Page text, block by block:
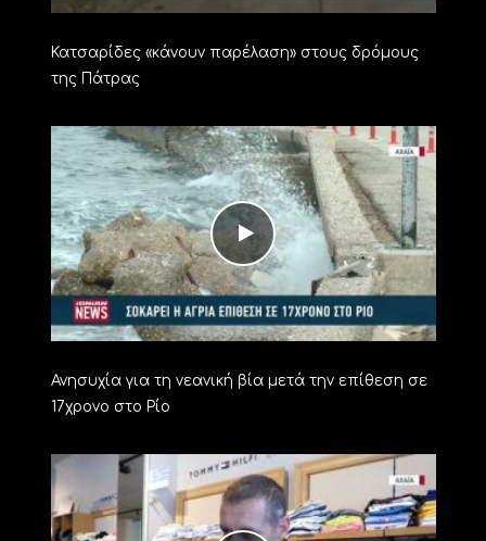
Κατσαρίδες «κάνουν παρέλαση» στους δρόμους
της Πάτρας
Ανησυχία για τη νεανική βία μετά την επίθεση σε
17χρονο στο Ρίο